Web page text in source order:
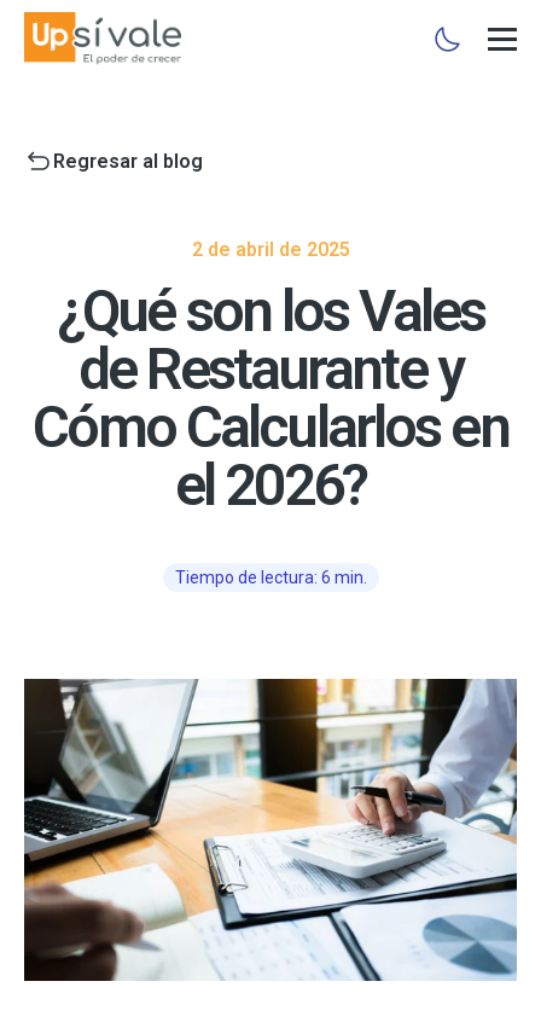
Regresar al blog
2 de abril de 2025
¿Qué son los Vales
de Restaurante y
Cómo Calcularlos en
el 2026?
Tiempo de lectura: 6 min.